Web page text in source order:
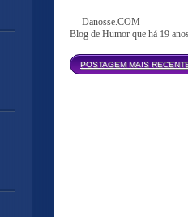
--- Danosse.COM ---
Blog de Humor que há 19
POSTAGEM MAIS